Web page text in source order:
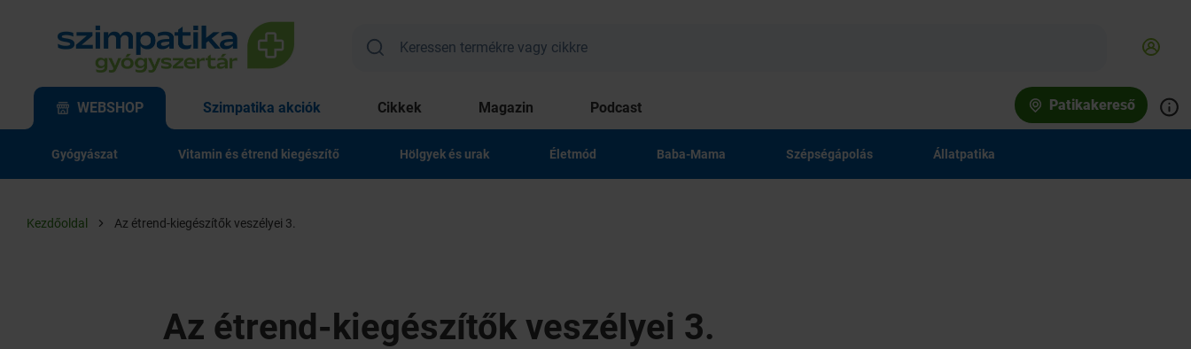
WEBSHOP Szimpatika akciók Cikkek Magazin Podcast Patikakereső
Gyógyászat Vitamin és étrend kiegészítő Hölgyek és urak Életmód Baba-Mama Szépségápolás Állatpatika
Kezdőoldal Az étrend-kiegészítők veszélyei 3.
Az étrend-kiegészítők veszélyei 3.